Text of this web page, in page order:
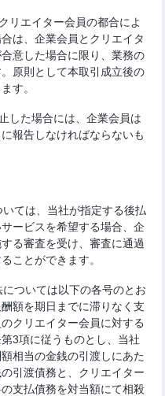
リエイター会員の都合によ
は、企業会員とクリエイタ
意した場合に限り、業務の
原則として本取引成立後の
す。
した場合には、企業会員は
報告しなければならないも
ては、当社が指定する後払
ービスを希望する場合、企
る審査を受け、審査に通過
ことができます。
ついては以下の各号のとお
額を期日までに滞りなく支
クリエイター会員に対する
3項に従うものとし、当社
相当の金銭の引渡しにあた
引渡債務と、クリエイター
支払債務を対当額にて相殺